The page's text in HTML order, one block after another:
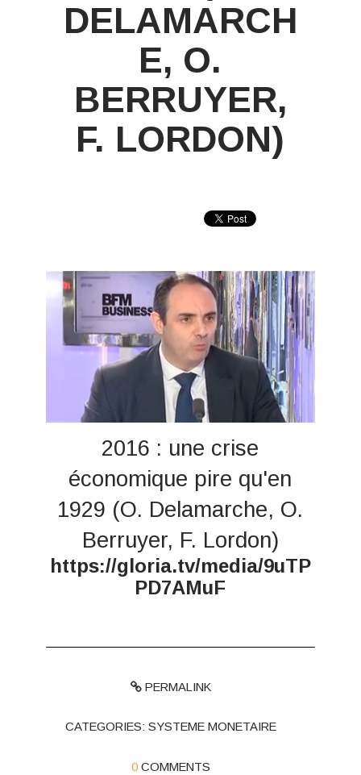
DELAMARCH
E, O.
BERRUYER,
F. LORDON)
2016 : une crise
économique pire qu'en
1929 (O. Delamarche, O.
Berruyer, F. Lordon)
https://gloria.tv/media/9uTP
PD7AMuF
PERMALINK
CATEGORIES:SYSTEME MONETAIRE
0 COMMENTS